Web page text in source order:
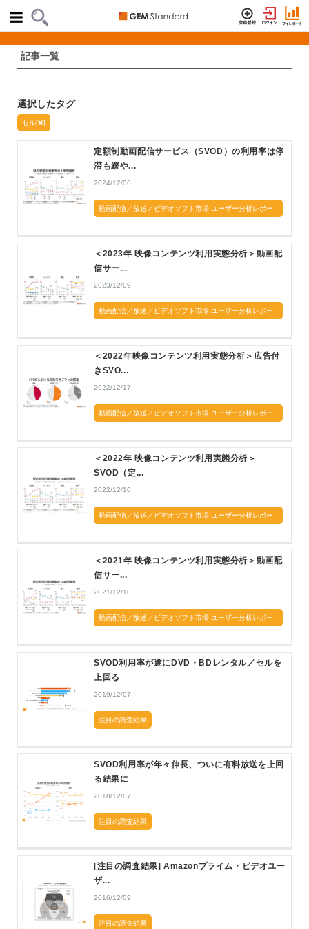
記事一覧
選択したタグ
セル[ ]
定額制動画配信サービス（SVOD）の利用率は停
滞も緩や...
2024/12/06
動画配信／放送／ビデオソフト市場 ユーザー分析レポー
＜2023年 映像コンテンツ利用実態分析＞動画配
信サー...
2023/12/09
動画配信／放送／ビデオソフト市場 ユーザー分析レポー
＜2022年映像コンテンツ利用実態分析＞広告付
きSVO...
2022/12/17
動画配信／放送／ビデオソフト市場 ユーザー分析レポー
＜2022年 映像コンテンツ利用実態分析＞
SVOD（定...
2022/12/10
動画配信／放送／ビデオソフト市場 ユーザー分析レポー
＜2021年 映像コンテンツ利用実態分析＞動画配
信サー...
2021/12/10
動画配信／放送／ビデオソフト市場 ユーザー分析レポー
SVOD利用率が遂にDVD・BDレンタル／セルを
上回る
2019/12/07
注目の調査結果
SVOD利用率が年々伸長、ついに有料放送を上回
る結果に
2018/12/07
注目の調査結果
[注目の調査結果] Amazonプライム・ビデオユー
ザ...
2016/12/09
注目の調査結果